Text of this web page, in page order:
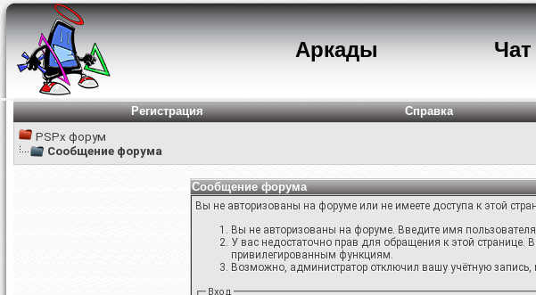
Аркады Чат
Регистрация Справка
PSPx форум
Сообщение форума
Сообщение форума
Вы не авторизованы на форуме или не имеете доступа к этой
Вы не авторизованы на форуме. Введите имя
У вас недостаточно прав для обращения к этой
привилегированным функциям.
Возможно, администратор отключил вашу учётную
Вход